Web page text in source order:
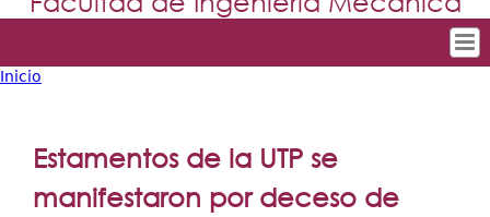
Tropical
Principal
Departamentos
Oferta Académica
está
Inicio
Estamentos de la UTP se
manifestaron por deceso de